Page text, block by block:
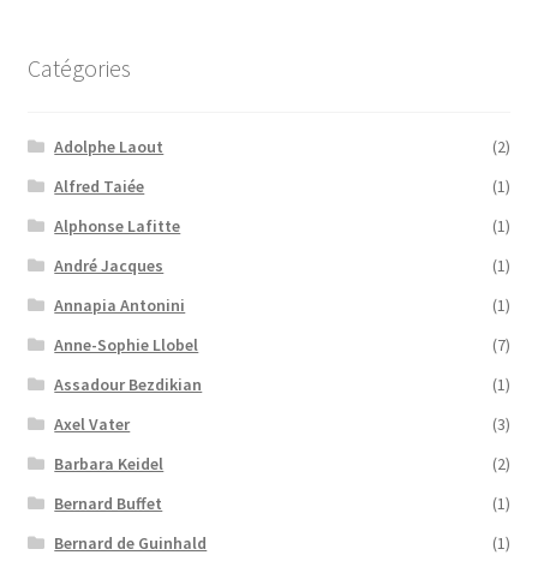
Catégories
Adolphe Laout
(2)
Alfred Taiée
(1)
Alphonse Lafitte
(1)
André Jacques
(1)
Annapia Antonini
(1)
Anne-Sophie Llobel
(7)
Assadour Bezdikian
(1)
Axel Vater
(3)
Barbara Keidel
(2)
Bernard Buffet
(1)
Bernard de Guinhald
(1)